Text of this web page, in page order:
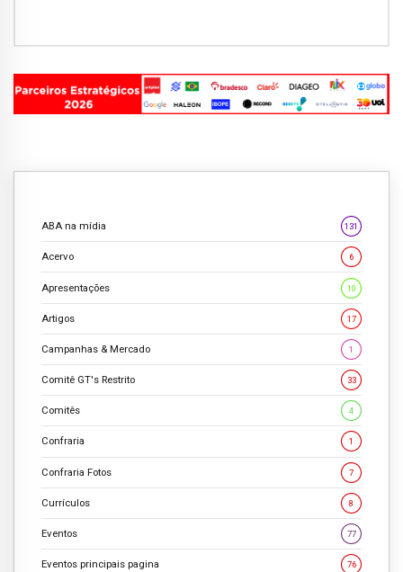
ABA na mídia 131
Acervo 6
Apresentações 10
Artigos 17
Campanhas & Mercado 1
Comitê GT's Restrito 33
Comitês 4
Confraria 1
Confraria Fotos 7
Currículos 8
Eventos 77
Eventos principais pagina 76